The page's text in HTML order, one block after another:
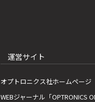
運営サイト
オプトロニクス社ホームページ
WEBジャーナル「OPTRONICS